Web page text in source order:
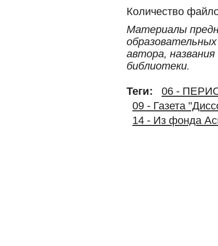
Количество
Материалы
автора,
библиотеки.
Теги:
06 -
09 - Газета
14 - Из фонда